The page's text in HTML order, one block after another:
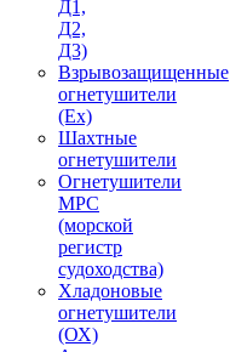
Д1,
Д2,
Д3)
Взрывозащищенные
огнетушители
(Ex)
Шахтные
огнетушители
Огнетушители
МРС
(морской
регистр
судоходства)
Хладоновые
огнетушители
(ОХ)